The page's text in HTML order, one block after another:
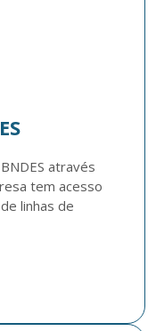
através
tem acesso
linhas de